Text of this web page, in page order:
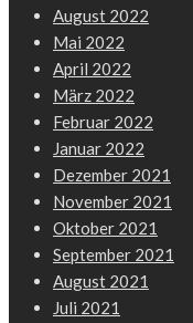
August 2022
Mai 2022
April 2022
März 2022
Februar 2022
Januar 2022
Dezember 2021
November 2021
Oktober 2021
September 2021
August 2021
Juli 2021